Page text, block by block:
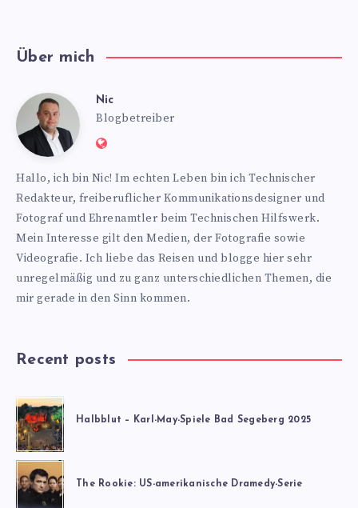
Über mich
Nic Nic
Blogbetreiber
Website:
Hallo, ich bin Nic! Im echten Leben bin ich Technischer
Redakteur, freiberuflicher Kommunikationsdesigner und
Fotograf und Ehrenamtler beim Technischen Hilfswerk.
Mein Interesse gilt den Medien, der Fotografie sowie
Videografie. Ich liebe das Reisen und blogge hier sehr
unregelmäßig und zu ganz unterschiedlichen Themen, die
mir gerade in den Sinn kommen.
Recent posts
Halbblut – Karl-May-Spiele Bad Segeberg 2025
The Rookie: US-amerikanische Dramedy-Serie